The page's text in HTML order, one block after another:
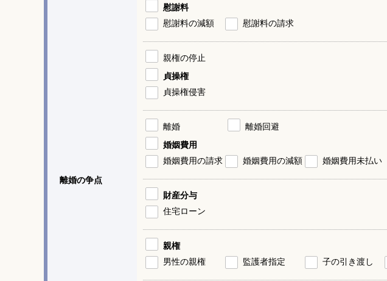
離婚の争点
慰謝料
慰謝料の減額
慰謝料の請求
親権の停止
貞操権
貞操権侵害
離婚
離婚回避
婚姻費用
婚姻費用の請求
婚姻費用の減額 婚姻費用未払い
財産分与
住宅ローン
親権
男性の親権
監護者指定 子の引き渡し